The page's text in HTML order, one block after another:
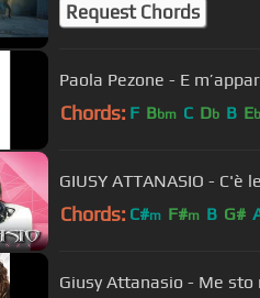
Request Chords
Paola Pezone - E
Chords: F Bbm C Db B E
GIUSY ATTANASIO - C'è
Chords: C#m F#m B G#
Giusy Attanasio - Me